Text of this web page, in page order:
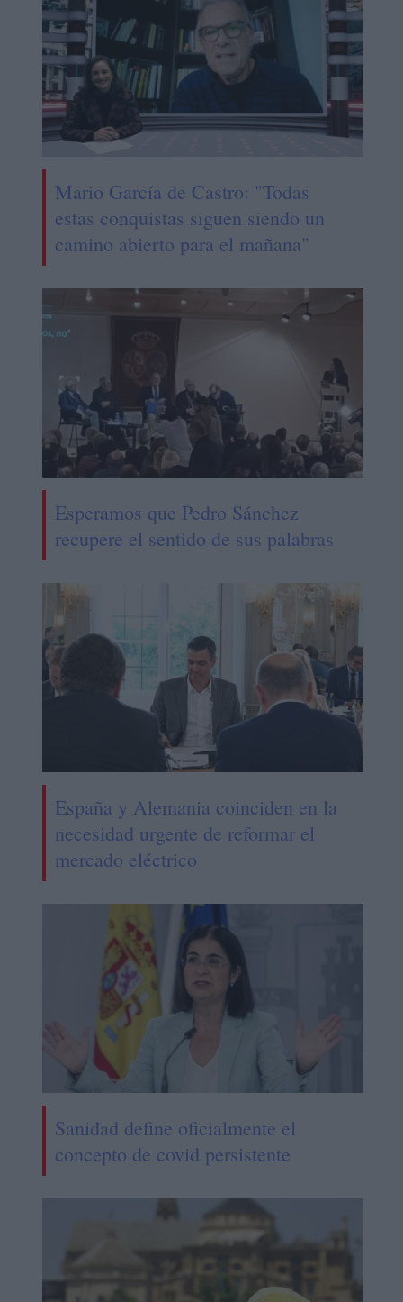
Mario García de Castro: "Todas
estas conquistas siguen siendo un
camino abierto para el mañana"
Esperamos que Pedro Sánchez
recupere el sentido de sus palabras
España y Alemania coinciden en la
necesidad urgente de reformar el
mercado eléctrico
Sanidad define oficialmente el
concepto de covid persistente